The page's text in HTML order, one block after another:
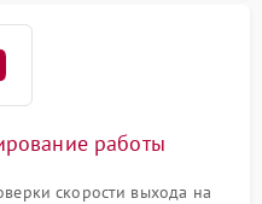
работы
скорости выхода на